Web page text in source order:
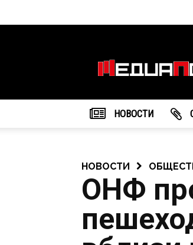
НОВОСТИ
НОВОСТИ
ОНФ